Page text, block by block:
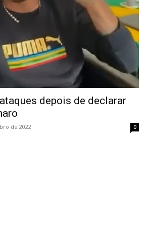
depois de declarar
de 2022 0